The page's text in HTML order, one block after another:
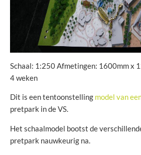
Schaal: 1:250 Afmetingen: 1600mm x
4 weken
Dit is een tentoonstelling model van
pretpark in de VS.
Het schaalmodel bootst de
pretpark nauwkeurig na.